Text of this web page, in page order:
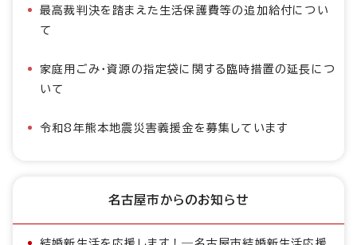
最高裁判決を踏まえた生活保護費等の追加給付につい
て
家庭用ごみ・資源の指定袋に関する臨時措置の延長につ
いて
令和8年熊本地震災害義援金を募集しています
名古屋市からのお知らせ